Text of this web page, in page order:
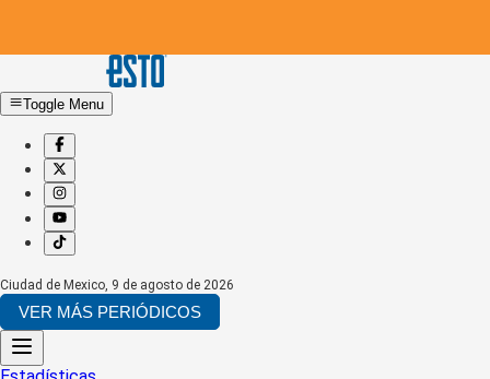
Toggle Menu
Ciudad de Mexico, 9 de agosto de 2026
VER MÁS PERIÓDICOS